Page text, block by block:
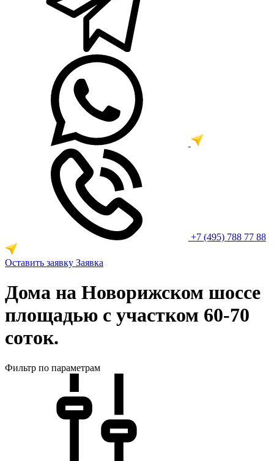
+7 (495) 788 77 88
Оставить заявку Заявка
Дома на Новорижском шоссе
площадью с участком 60-70
соток.
Фильтр по параметрам